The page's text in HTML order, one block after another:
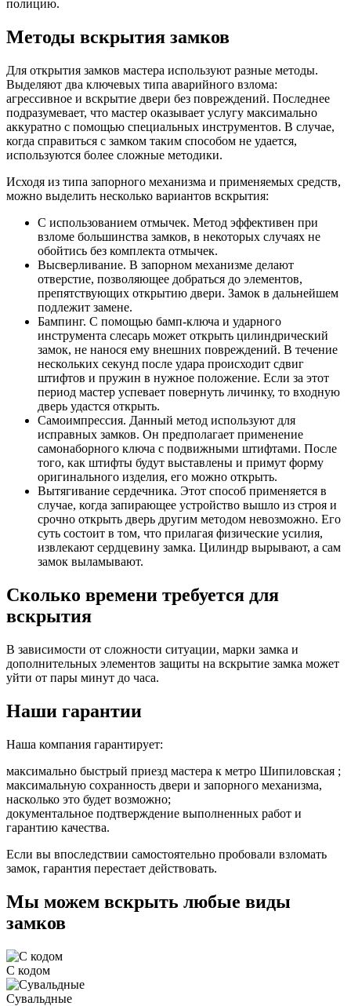
полицию.
Методы вскрытия замков
Для открытия замков мастера используют разные методы.
Выделяют два ключевых типа аварийного взлома:
агрессивное и вскрытие двери без повреждений. Последнее
подразумевает, что мастер оказывает услугу максимально
аккуратно с помощью специальных инструментов. В случае,
когда справиться с замком таким способом не удается,
используются более сложные методики.
Исходя из типа запорного механизма и применяемых средств,
можно выделить несколько вариантов вскрытия:
С использованием отмычек. Метод эффективен при
взломе большинства замков, в некоторых случаях не
обойтись без комплекта отмычек.
Высверливание. В запорном механизме делают
отверстие, позволяющее добраться до элементов,
препятствующих открытию двери. Замок в дальнейшем
подлежит замене.
Бампинг. С помощью бамп-ключа и ударного
инструмента слесарь может открыть цилиндрический
замок, не нанося ему внешних повреждений. В течение
нескольких секунд после удара происходит сдвиг
штифтов и пружин в нужное положение. Если за этот
период мастер успевает повернуть личинку, то входную
дверь удастся открыть.
Самоимпрессия. Данный метод используют для
исправных замков. Он предполагает применение
самонаборного ключа с подвижными штифтами. После
того, как штифты будут выставлены и примут форму
оригинального изделия, его можно открыть.
Вытягивание сердечника. Этот способ применяется в
случае, когда запирающее устройство вышло из строя и
срочно открыть дверь другим методом невозможно. Его
суть состоит в том, что прилагая физические усилия,
извлекают сердцевину замка. Цилиндр вырывают, а сам
замок выламывают.
Сколько времени требуется для
вскрытия
В зависимости от сложности ситуации, марки замка и
дополнительных элементов защиты на вскрытие замка может
уйти от пары минут до часа.
Наши гарантии
Наша компания гарантирует:
максимально быстрый приезд мастера к метро Шипиловская ;
максимальную сохранность двери и запорного механизма,
насколько это будет возможно;
документальное подтверждение выполненных работ и
гарантию качества.
Если вы впоследствии самостоятельно пробовали взломать
замок, гарантия перестает действовать.
Мы можем вскрыть любые виды
замков
С кодом
Сувальдные